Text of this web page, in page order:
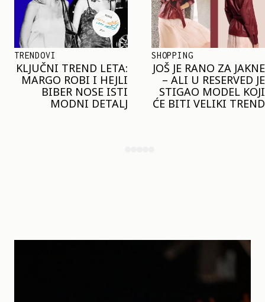
SHOPPING
JOŠ JE RANO ZA JAKNE
– ALI U RESERVED JE
STIGAO MODEL KOJI
ĆE BITI VELIKI TREND
TRENDOVI
NAJVEĆI MIKRO-
TREND SEZONE VAS
POZIVA DA SPOJITE
NESPOJIVO